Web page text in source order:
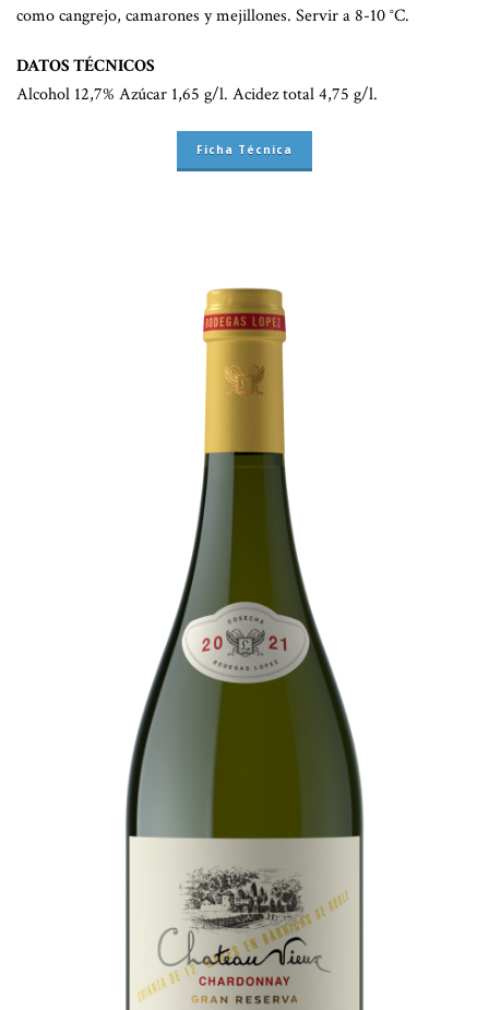
como cangrejo, camarones y mejillones. Servir a 8-10 °C.
DATOS TÉCNICOS
Alcohol 12,7% Azúcar 1,65 g/l. Acidez total 4,75 g/l.
Ficha Técnica